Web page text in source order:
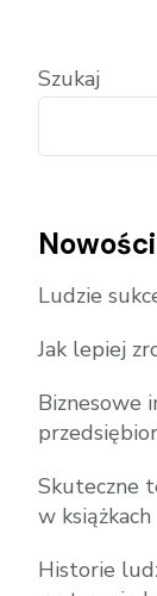
Szukaj
Nowości
Ludzie
Jak lepiej
Biznesowe
Skuteczne
w książkach
Historie